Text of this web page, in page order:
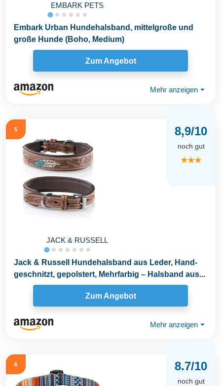
EMBARK PETS
Embark Urban Hundehalsband, mittelgroße und
große Hunde (Boho, Medium)
Zum Angebot
Mehr anzeigen ⏷
5
JACK & RUSSELL
8,9/10
noch gut
★★★
Jack & Russell Hundehalsband aus Leder, Hand-
geschnitzt, gepolstert, Mehrfarbig – Halsband aus...
Zum Angebot
Mehr anzeigen ⏷
6 8.7/10
noch gut